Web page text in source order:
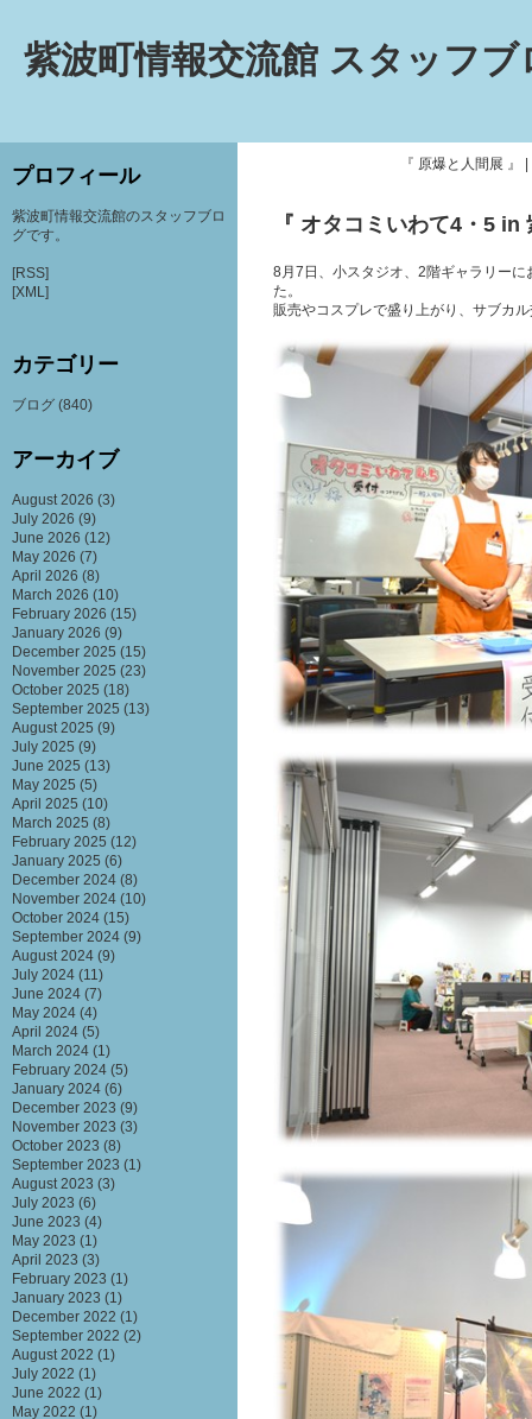
紫波町情報交流館 スタッフブ
『 原爆と人間展 』
『 オタコミいわて4・5 in
8月7日、小スタジオ、2階ギャラリー
た。
販売やコスプレで盛り上がり、サブカ
プロフィール
紫波町情報交流館のスタッフブロ
グです。
[RSS]
[XML]
カテゴリー
ブログ (840)
アーカイブ
August 2026 (3)
July 2026 (9)
June 2026 (12)
May 2026 (7)
April 2026 (8)
March 2026 (10)
February 2026 (15)
January 2026 (9)
December 2025 (15)
November 2025 (23)
October 2025 (18)
September 2025 (13)
August 2025 (9)
July 2025 (9)
June 2025 (13)
May 2025 (5)
April 2025 (10)
March 2025 (8)
February 2025 (12)
January 2025 (6)
December 2024 (8)
November 2024 (10)
October 2024 (15)
September 2024 (9)
August 2024 (9)
July 2024 (11)
June 2024 (7)
May 2024 (4)
April 2024 (5)
March 2024 (1)
February 2024 (5)
January 2024 (6)
December 2023 (9)
November 2023 (3)
October 2023 (8)
September 2023 (1)
August 2023 (3)
July 2023 (6)
June 2023 (4)
May 2023 (1)
April 2023 (3)
February 2023 (1)
January 2023 (1)
December 2022 (1)
September 2022 (2)
August 2022 (1)
July 2022 (1)
June 2022 (1)
May 2022 (1)